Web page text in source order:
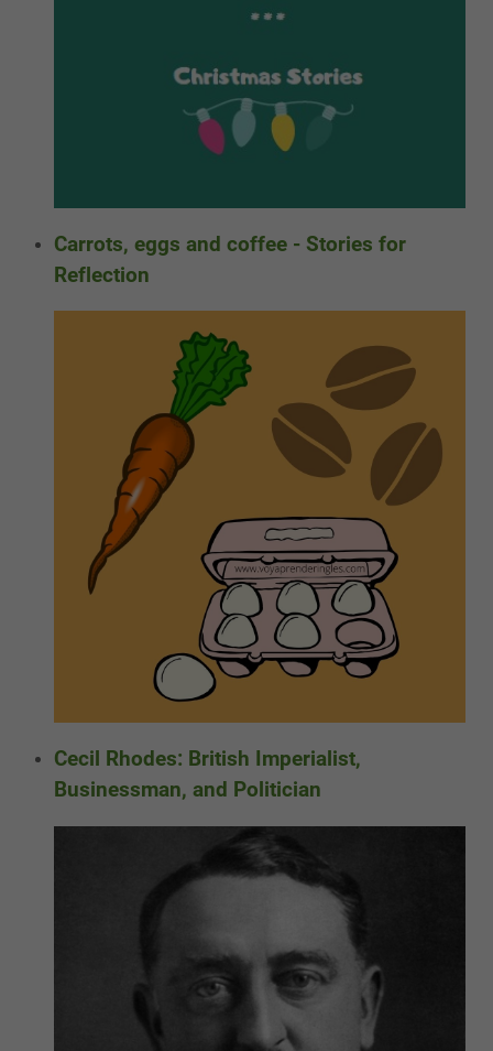
Carrots, eggs and coffee - Stories for
Reflection
Cecil Rhodes: British Imperialist,
Businessman, and Politician